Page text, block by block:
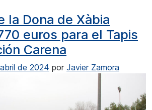
la Dona de Xàbia
euros para el Tapis
Carena
de 2024 por Javier Zamora